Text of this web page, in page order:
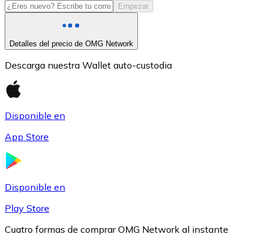
Litecoin
LTC
Empezar
Detalles del precio de OMG Network
Descarga nuestra Wallet auto-custodia
Disponible en
App Store
Disponible en
Play Store
Cuatro formas de comprar OMG Network al instante